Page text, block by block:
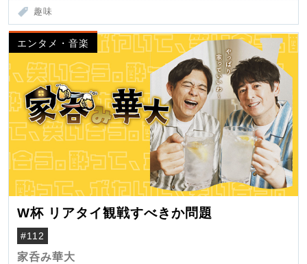
趣味
エンタメ・音楽
W杯 リアタイ観戦すべきか問題
#112
家呑み華大